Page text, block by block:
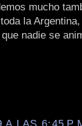
mucho
la
nadie se
A LAS 6:45